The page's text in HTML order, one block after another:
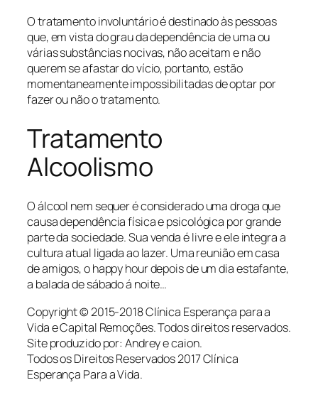
O tratamento involuntário é destinado às pessoas
que, em vista do grau da dependência de uma ou
várias substâncias nocivas, não aceitam e não
querem se afastar do vício, portanto, estão
momentaneamente impossibilitadas de optar por
fazer ou não o tratamento.
Tratamento
Alcoolismo
O álcool nem sequer é considerado uma droga que
causa dependência física e psicológica por grande
parte da sociedade. Sua venda é livre e ele integra a
cultura atual ligada ao lazer. Uma reunião em casa
de amigos, o happy hour depois de um dia estafante,
a balada de sábado á noite…
Copyright © 2015-2018 Clínica Esperança para a
Vida e Capital Remoções. Todos direitos reservados.
Site produzido por: Andrey e caion.
Todos os Direitos Reservados 2017 Clínica
Esperança Para a Vida.